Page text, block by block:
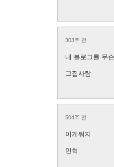
303주 전
내 블로그를 무
그집사람
504주 전
이게뭐지
민혁